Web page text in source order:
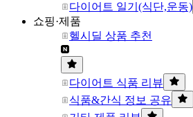
다이어트 일기(식단,운동)
쇼핑·제품
헬시딜 상품 추천
다이어트 식품 리뷰
식품&간식 정보 공유